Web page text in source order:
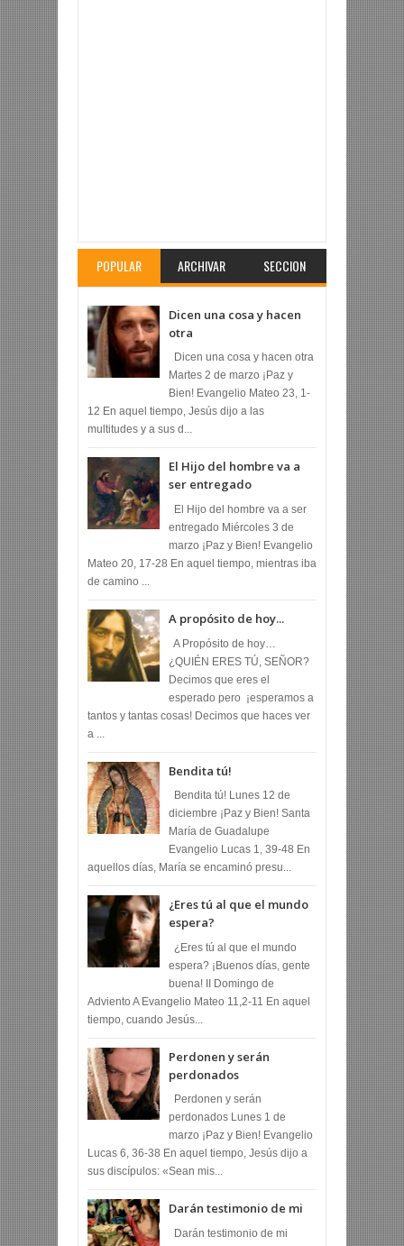
POPULAR ARCHIVAR SECCION
Dicen una cosa y hacen
otra
Dicen una cosa y hacen otra
Martes 2 de marzo ¡Paz y
Bien! Evangelio Mateo 23, 1-
12 En aquel tiempo, Jesús dijo a las
multitudes y a sus d...
El Hijo del hombre va a
ser entregado
El Hijo del hombre va a ser
entregado Miércoles 3 de
marzo ¡Paz y Bien! Evangelio
Mateo 20, 17-28 En aquel tiempo, mientras iba
de camino ...
A propósito de hoy...
A Propósito de hoy…
¿QUIÉN ERES TÚ, SEÑOR?
Decimos que eres el
esperado pero ¡esperamos a
tantos y tantas cosas! Decimos que haces ver
a ...
Bendita tú!
Bendita tú! Lunes 12 de
diciembre ¡Paz y Bien! Santa
María de Guadalupe
Evangelio Lucas 1, 39-48 En
aquellos días, María se encaminó presu...
¿Eres tú al que el mundo
espera?
¿Eres tú al que el mundo
espera? ¡Buenos días, gente
buena! II Domingo de
Adviento A Evangelio Mateo 11,2-11 En aquel
tiempo, cuando Jesús...
Perdonen y serán
perdonados
Perdonen y serán
perdonados Lunes 1 de
marzo ¡Paz y Bien! Evangelio
Lucas 6, 36-38 En aquel tiempo, Jesús dijo a
sus discípulos: «Sean mis...
Darán testimonio de mi
Darán testimonio de mi